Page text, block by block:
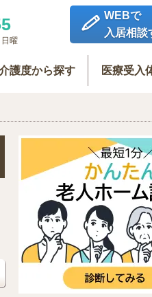
曜
WEBで
入居相談
護度から探す 医療受入